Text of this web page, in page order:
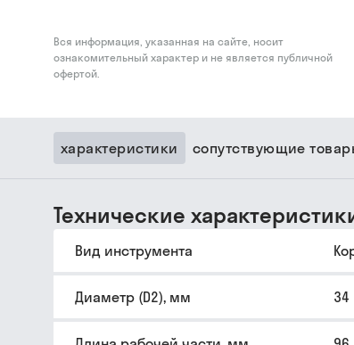
Вся информация, указанная на сайте, носит
ознакомительный характер и не является публичной
офертой.
характеристики сопутствующие
Технические
Вид инструмента
Диаметр (D2), мм 34